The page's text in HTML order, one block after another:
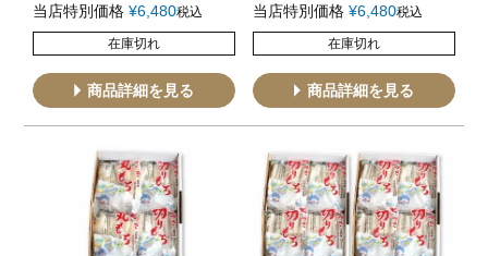
当店特別価格 ¥6,480税込
在庫切れ
商品詳細を見る
当店特別価格 ¥6,480税込
在庫切れ
商品詳細を見る